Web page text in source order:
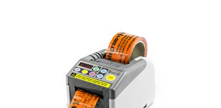
kaptonowe, metalowe, izolacyjne, maskujące, teflonowe, celofanowe,
aluminiowe, miedziane, papierowe i inne o różnych szerokościach. Z
boku dyspensera znajduje się dźwignia mocująca, która przesuwa
szyny mocujące, które pozycjonują taśmę na środku dyspensera. Ostrze
można łatwo wymienić na nowe, gdy się zużyje, które są częścią naszej